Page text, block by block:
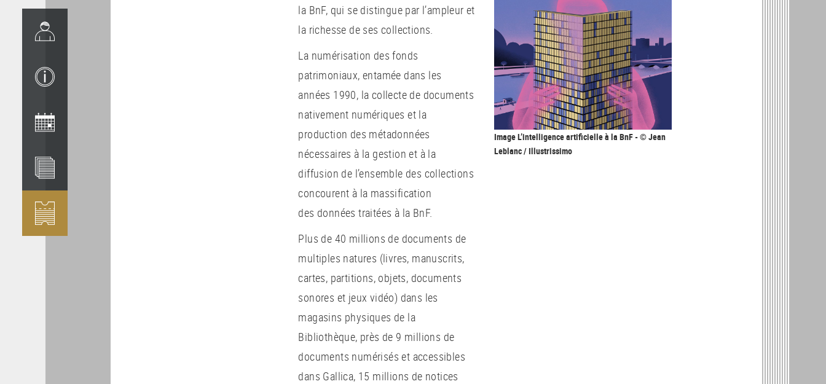
la BnF, qui se distingue par l’ampleur et
la richesse de ses collections.
La numérisation des fonds
patrimoniaux, entamée dans les
années 1990, la collecte de documents
nativement numériques et la
production des métadonnées
nécessaires à la gestion et à la
diffusion de l’ensemble des collections
concourent à la massification
des données traitées à la BnF.
Plus de 40 millions de documents de
multiples natures (livres, manuscrits,
cartes, partitions, objets, documents
sonores et jeux vidéo) dans les
magasins physiques de la
Bibliothèque, près de 9 millions de
documents numérisés et accessibles
dans Gallica, 15 millions de notices
Image L’intelligence artificielle à la BnF - © Jean
Leblanc / Illustrissimo